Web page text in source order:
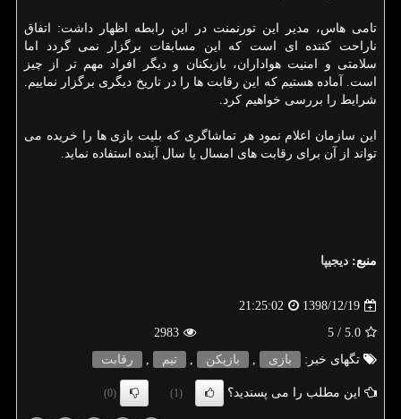
تامی هاس، مدیر این تورنمنت در این رابطه اظهار داشت: اتفاق
ناراحت كننده ای است كه این مسابقات برگزار نمی گردد اما
سلامتی و امنیت هواداران، بازیكنان و دیگر افراد مهم تر از چیز
است. آماده هستیم كه این رقابت ها را در تاریخ دیگری برگزار نماییم.
شرایط را بررسی خواهیم كرد.
این سازمان اعلام نمود هر تماشاگری كه بلیت بازی ها را خریده می
تواند از آن برای رقابت های امسال یا سال آینده استفاده نماید.
منبع: دیجیپا
1398/12/19
21:25:02
5.0
/ 5
2983
تگهای خبر:
بازی , بازیكن , تیم , رقابت
این مطلب را می پسندید؟ (1)
(0)